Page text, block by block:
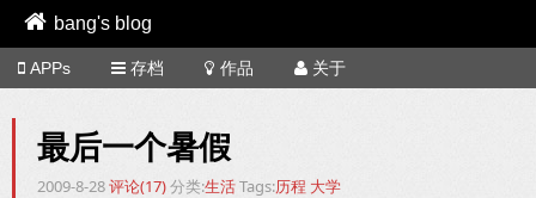
bang's blog
APPs 存档 作品 关于
最后一个暑假
2009-8-28评论(17)分类:生活Tags:历程 大学